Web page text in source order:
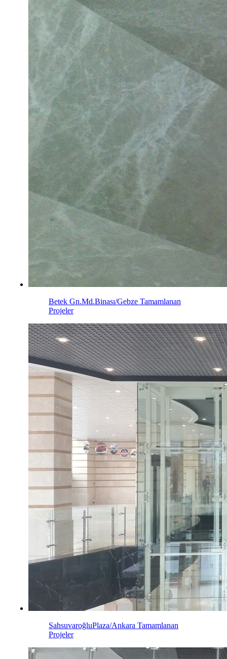
Betek Gn.Md.Binası/Gebze Tamamlanan
Projeler
ŞahsuvaroğluPlaza/Ankara Tamamlanan
Projeler